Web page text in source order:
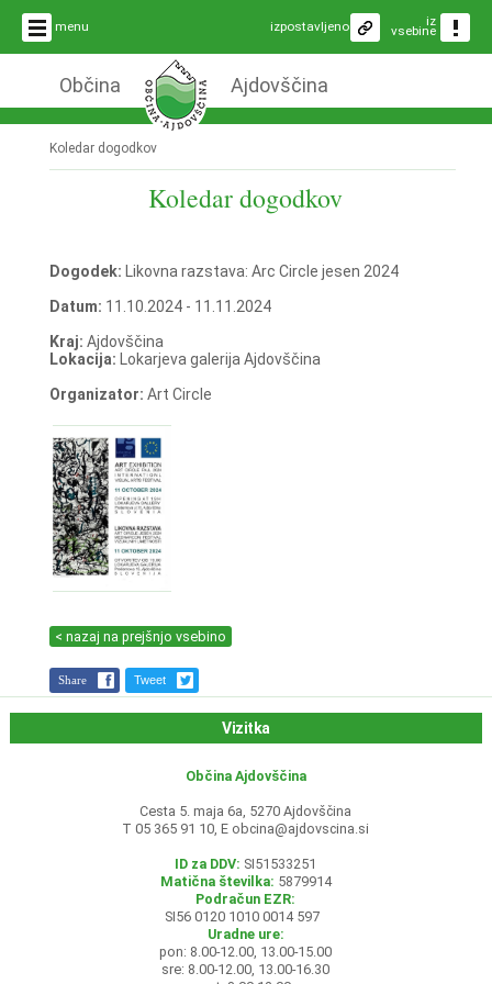
menu iz
vsebine
izpostavljeno
Občina Ajdovščina
Koledar dogodkov
Koledar dogodkov
Dogodek: Likovna razstava: Arc Circle jesen 2024
Datum: 11.10.2024 - 11.11.2024
Kraj: Ajdovščina
Lokacija: Lokarjeva galerija Ajdovščina
Organizator: Art Circle
< nazaj na prejšnjo vsebino
Share Tweet
Vizitka
Občina Ajdovščina
Cesta 5. maja 6a, 5270 Ajdovščina
T 05 365 91 10, E obcina@ajdovscina.si
ID za DDV: SI51533251
Matična številka: 5879914
Podračun EZR:
SI56 0120 1010 0014 597
Uradne ure:
pon: 8.00-12.00, 13.00-15.00
sre: 8.00-12.00, 13.00-16.30